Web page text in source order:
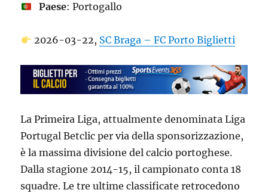
Paese: Portogallo
2026-03-22, SC Braga – FC Porto Biglietti
La Primeira Liga, attualmente denominata Liga
Portugal Betclic per via della sponsorizzazione,
è la massima divisione del calcio portoghese.
Dalla stagione 2014-15, il campionato conta 18
squadre. Le tre ultime classificate retrocedono